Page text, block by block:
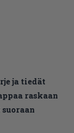
ja tiedät
raskaan